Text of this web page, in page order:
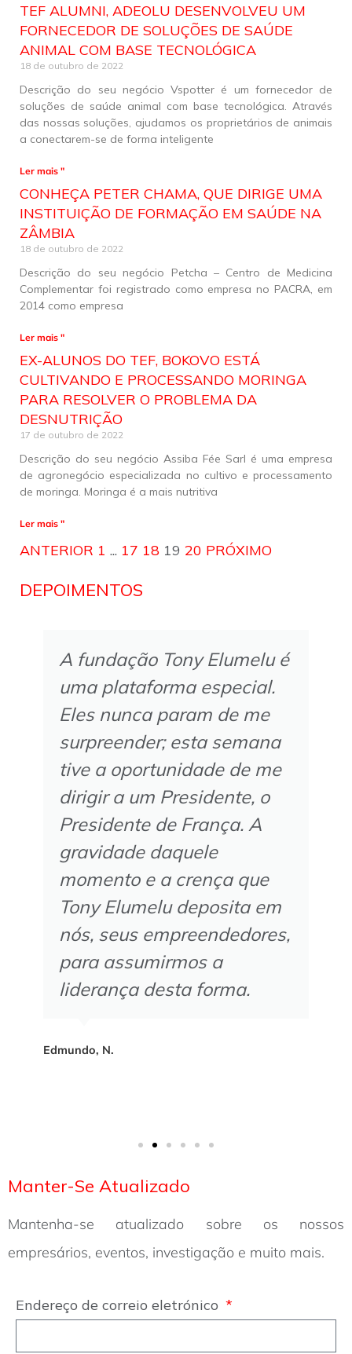
TEF ALUMNI, ADEOLU DESENVOLVEU UM
FORNECEDOR DE SOLUÇÕES DE SAÚDE
ANIMAL COM BASE TECNOLÓGICA
18 de outubro de 2022
Descrição do seu negócio Vspotter é um fornecedor de
soluções de saúde animal com base tecnológica. Através
das nossas soluções, ajudamos os proprietários de animais
a conectarem-se de forma inteligente
Ler mais "
CONHEÇA PETER CHAMA, QUE DIRIGE UMA
INSTITUIÇÃO DE FORMAÇÃO EM SAÚDE NA
ZÂMBIA
18 de outubro de 2022
Descrição do seu negócio Petcha – Centro de Medicina
Complementar foi registrado como empresa no PACRA, em
2014 como empresa
Ler mais "
EX-ALUNOS DO TEF, BOKOVO ESTÁ
CULTIVANDO E PROCESSANDO MORINGA
PARA RESOLVER O PROBLEMA DA
DESNUTRIÇÃO
17 de outubro de 2022
Descrição do seu negócio Assiba Fée Sarl é uma empresa
de agronegócio especializada no cultivo e processamento
de moringa. Moringa é a mais nutritiva
Ler mais "
ANTERIOR 1 ... 17 18 19 20 PRÓXIMO
DEPOIMENTOS
A fundação Tony Elumelu é
uma plataforma especial.
Eles nunca param de me
surpreender; esta semana
tive a oportunidade de me
dirigir a um Presidente, o
Presidente de França. A
gravidade daquele
momento e a crença que
Tony Elumelu deposita em
nós, seus empreendedores,
para assumirmos a
liderança desta forma.
Edmundo, N.
Manter-Se Atualizado
Mantenha-se atualizado sobre os nossos
empresários, eventos, investigação e muito mais.
Endereço de correio eletrónico